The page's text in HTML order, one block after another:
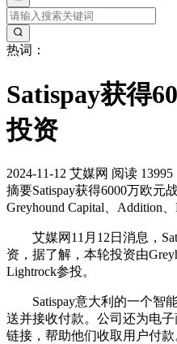
热词：
Satispay获得
投资
2024-11-12 艾媒网 阅读 13995
摘要Satispay获得6000万欧元
Greyhound Capital、Addition
艾媒网11月12日消息，
资，据了解，本轮投资由
Lightrock参投。
Satispay意大利的一个智
送并接收付款。公司还为电
链接，帮助他们收取用户付款